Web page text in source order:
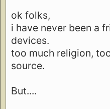
ok folks,
i have never been a
devices.
too much religion,
source.
But....